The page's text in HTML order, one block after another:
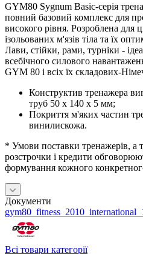
GYM80 Sygnum Basic-серія
повний базовий комплекс для
високого рівня. Розроблена для
ізольованих м'язів тіла та їх
Лави, стійки, рами, турніки -
всебічного силового
GYM 80 і всіх їх складових-
Конструктив тренажера
труб 50 x 140 x 5 мм;
Покриття м'яких частин
винилискожа.
* Умови поставки тренажерів, а
розстрочки і кредити
формування кожного
Документи
Всі товари категорії